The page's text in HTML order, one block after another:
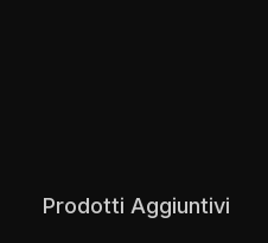
Prodotti Aggiuntivi